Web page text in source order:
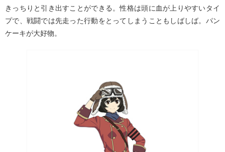
きっちりと引き出すことができる。性格は頭に血が上りやすいタイ
プで、戦闘では先走った行動をとってしまうこともしばしば。パン
ケーキが大好物。